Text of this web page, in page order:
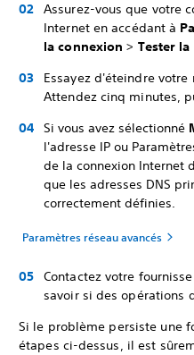
Assurez-vous que votre
Internet en accédant à
la connexion > Tester
Essayez d'éteindre
Attendez cinq minutes,
Si vous avez sélectionné
l'adresse IP ou
de la connexion Internet
que les adresses DNS
correctement définies.
Paramètres réseau avancés
Contactez votre
savoir si des opérations
Si le problème persiste une
étapes ci-dessus, il est